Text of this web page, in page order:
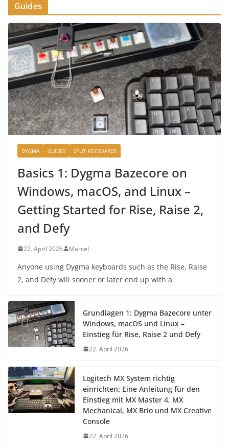
Guides
DYGMA GUIDES SPLIT KEYBOARDS
Basics 1: Dygma Bazecore on
Windows, macOS, and Linux –
Getting Started for Rise, Raise 2,
and Defy
22. April 2026 Marcel
Anyone using Dygma keyboards such as the Rise, Raise
2, and Defy will sooner or later end up with a
Grundlagen 1: Dygma Bazecore unter
Windows, macOS und Linux –
Einstieg für Rise, Raise 2 und Defy
22. April 2026
Logitech MX System richtig
einrichten: Eine Anleitung für den
Einstieg mit MX Master 4, MX
Mechanical, MX Brio und MX Creative
Console
22. April 2026